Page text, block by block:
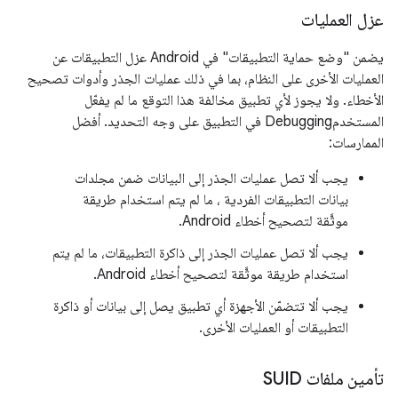
عزل العمليات
يضمن "وضع حماية التطبيقات" في Android عزل التطبيقات عن
العمليات الأخرى على النظام، بما في ذلك عمليات الجذر وأدوات تصحيح
الأخطاء. ولا يجوز لأي تطبيق مخالفة هذا التوقع ما لم يفعّل
المستخدمDebugging في التطبيق على وجه التحديد. أفضل
الممارسات:
يجب ألا تصل عمليات الجذر إلى البيانات ضمن مجلدات
بيانات التطبيقات الفردية ، ما لم يتم استخدام طريقة
موثَّقة لتصحيح أخطاء Android.
يجب ألا تصل عمليات الجذر إلى ذاكرة التطبيقات، ما لم يتم
استخدام طريقة موثَّقة لتصحيح أخطاء Android.
يجب ألا تتضمّن الأجهزة أي تطبيق يصل إلى بيانات أو ذاكرة
التطبيقات أو العمليات الأخرى.
تأمين ملفات SUID